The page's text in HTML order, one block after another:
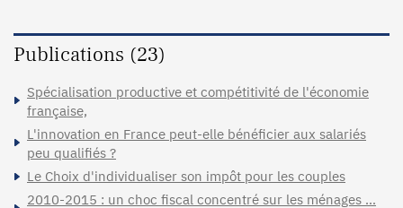
Publications (23)
Spécialisation productive et compétitivité de l'économie
française,
L'innovation en France peut-elle bénéficier aux salariés
peu qualifiés ?
Le Choix d'individualiser son impôt pour les couples
2010-2015 : un choc fiscal concentré sur les ménages …